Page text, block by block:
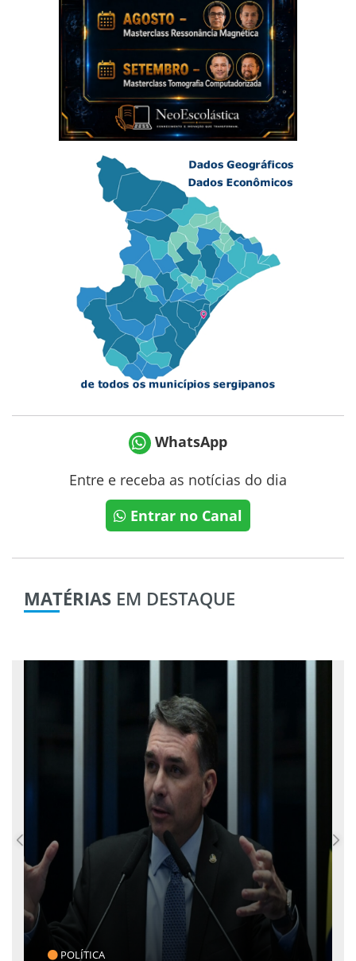
WhatsApp
Entre e receba as notícias do dia
Entrar no Canal
MATÉRIAS EM DESTAQUE
POLÍTICA